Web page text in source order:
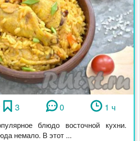
3 0 1 ч
блюдо восточной кухни.
немало. В этот ...